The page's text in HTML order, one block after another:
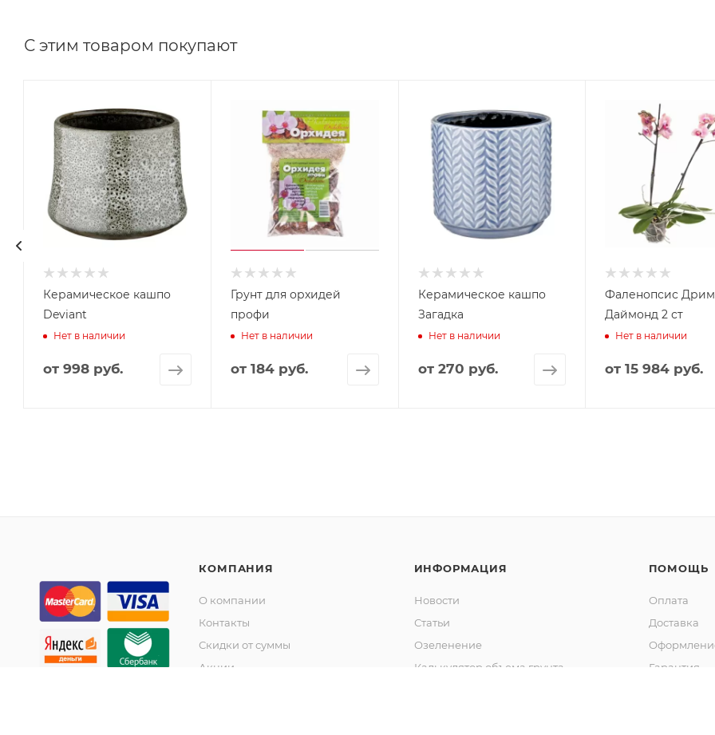
С этим товаром покупают
Керамическое кашпо
Deviant
Нет в наличии
от 998 руб.
Грунт для орхидей
профи
Нет в наличии
от 184 руб.
Керамическое кашпо
Загадка
Нет в наличии
от 270 руб.
Фаленопсис Дрим
Даймонд 2 ст
Нет в наличии
от15 984 руб.
КОМПАНИЯ
О компании
Контакты
Скидки от суммы
Акции
ИНФОРМАЦИЯ
Новости
Статьи
Озеленение
Калькулятор объема грунта
ПОМОЩЬ
Оплата
Доставка
Гарантия